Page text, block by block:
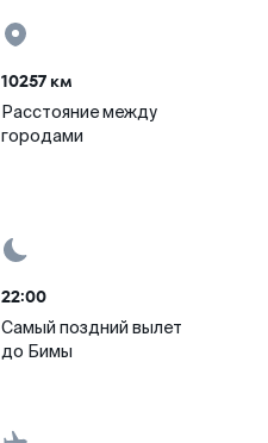
10257 км
Расстояние между
городами
22:00
Самый поздний вылет
до Бимы